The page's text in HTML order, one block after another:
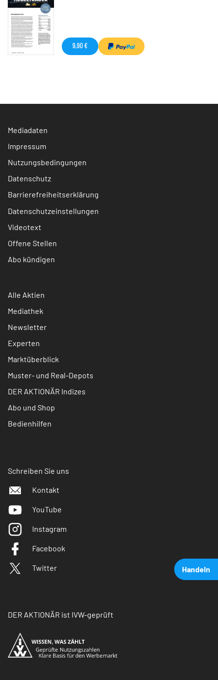
Handeln
9,90 €
Mediadaten
Impressum
Nutzungsbedingungen
Datenschutz
Barrierefreiheitserklärung
Datenschutzeinstellungen
Videotext
Offene Stellen
Abo kündigen
Alle Aktien
Mediathek
Newsletter
Experten
Marktüberblick
Muster- und Real-Depots
DER AKTIONÄR Indizes
Abo und Shop
Bedienhilfen
Schreiben Sie uns
Kontakt
YouTube
Instagram
Facebook
Twitter
DER AKTIONÄR ist IVW-geprüft